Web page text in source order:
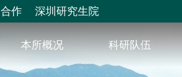
合作 深圳研究生院
本所概况 科研队伍